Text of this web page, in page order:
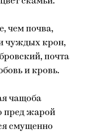
чем почва,
чуждых крон,
почта
и кровь.
чащоба
пред жарой
смущенно